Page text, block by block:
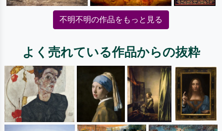
不明不明の作品をもっと見る
よく売れている作品からの抜粋